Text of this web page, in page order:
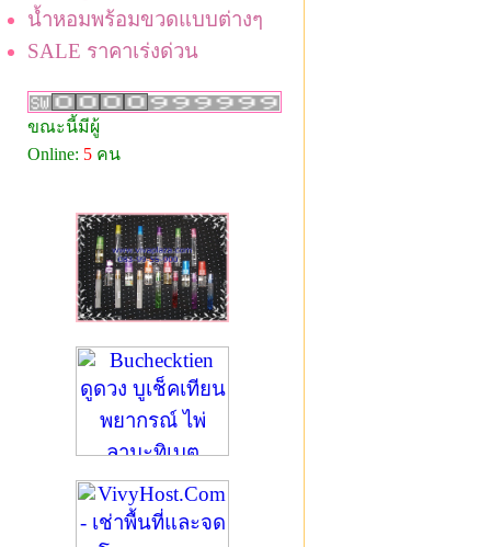
น้ำหอมพร้อมขวดแบบต่างๆ
SALE ราคาเร่งด่วน
ขณะนี้มีผู้
Online: 5 คน